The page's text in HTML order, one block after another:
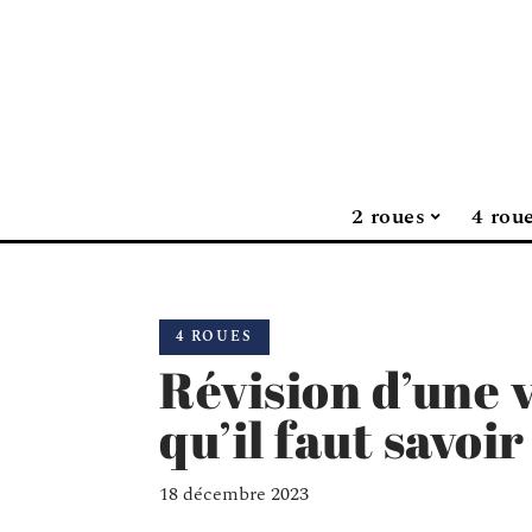
2 roues 4
4 ROUES
Révision
qu’il faut savoir
18 décembre 2023